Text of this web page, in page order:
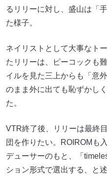
るリリーに対し、盛山は「
た様子。
ネイリストとして大事なト
たリリーは、ピーコックも
イルを見た三上からも「意
のまま外に出ても恥ずかし
た。
VTR終了後、リリーは最終
団を作りたい。ROIROMも
デューサーのもと、「
ション形式で選出する、と